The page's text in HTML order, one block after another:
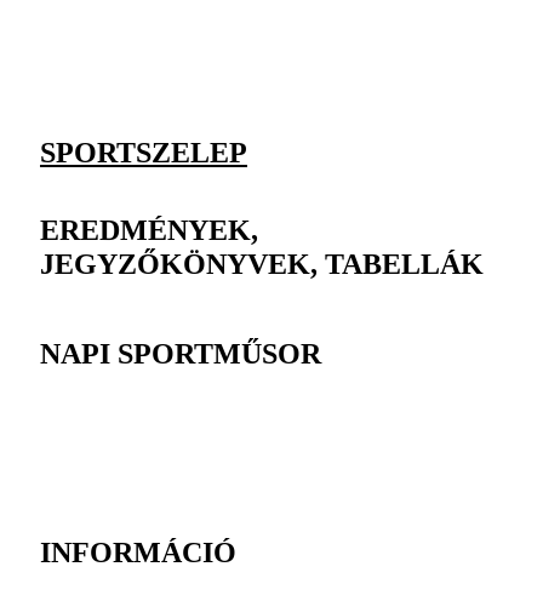
SPORTSZELEP
EREDMÉNYEK,
JEGYZŐKÖNYVEK, TABELLÁK
NAPI SPORTMŰSOR
INFORMÁCIÓ